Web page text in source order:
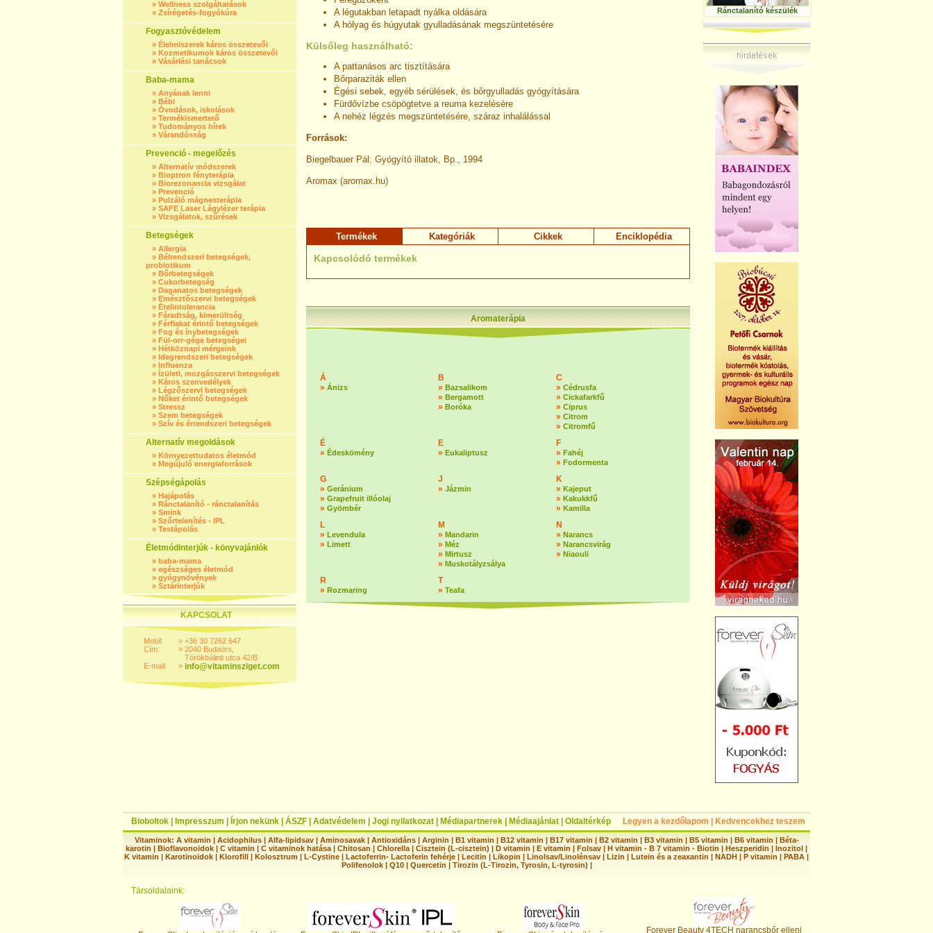
» Wellness szolgáltatások
» Zsírégetés-fogyókúra
Fogyasztóvédelem
» Élelmiszerek káros összetevői
» Kozmetikumok káros összetevői
» Vásárlási tanácsok
Baba-mama
» Anyának lenni
» Bébi
» Óvodások, iskolások
» Termékismertető
» Tudományos hírek
» Várandósság
Prevenció - megelőzés
» Alternatív módszerek
» Bioptron fényterápia
» Biorezonancia vizsgálat
» Prevenció
» Pulzáló mágnesterápia
» SAFE Laser Lágylézer terápia
» Vizsgálatok, szűrések
Betegségek
» Allergia
» Bélrendszeri betegségek,
probiotikum
» Bőrbetegségek
» Cukorbetegség
» Daganatos betegségek
» Emésztőszervi betegségek
» Ételintolerancia
» Fáradtság, kimerültség
» Férfiakat érintő betegségek
» Fog és ínybetegségek
» Fül-orr-gége betegségei
» Hétköznapi mérgeink
» Idegrendszeri betegségek
» Influenza
» Ízületi, mozgásszervi betegségek
» Káros szenvedélyek
» Légzőszervi betegségek
» Nőket érintő betegségek
» Stressz
» Szem betegségek
» Szív és érrendszeri betegségek
Alternatív megoldások
» Környezettudatos életmód
» Megújuló energiaforrások
Szépségápolás
» Hajápolás
» Ránctalanító - ránctalanítás
» Smink
» Szőrtelenítés - IPL
» Testápolás
Életmódinterjúk - könyvajánlók
» baba-mama
» egészséges életmód
» gyógynövények
» Sztárinterjúk
KAPCSOLAT
Mobil:
Cím:
E-mail:
»
»
»
+36 30 7262 647
2040 Budaörs,
Törökbálinti utca 42/B
info@vitaminsziget.com
A légutakban letapadt nyálka oldására
A hólyag és húgyutak gyulladásának megszüntetésére
Külsőleg használható:
A pattanásos arc tisztítására
Bőrparaziták ellen
Égési sebek, egyéb sérülések, és bőrgyulladás gyógyítására
Fürdővízbe csöpögtetve a reuma kezelésére
A nehéz légzés megszüntetésére, száraz inhalálással
Források:
Biegelbauer Pál: Gyógyító illatok, Bp., 1994
Aromax (aromax.hu)
Termékek Kategóriák Cikkek Enciklopédia
Kapcsolódó termékek
Aromaterápia
Á
» Ánizs
B
» Bazsalikom
» Bergamott
» Boróka
C
» Cédrusfa
» Cickafarkfű
» Ciprus
» Citrom
» Citromfű
É
» Édeskömény
E
» Eukaliptusz
F
» Fahéj
» Fodormenta
G
» Geránium
» Grapefruit illóolaj
» Gyömbér
J
» Jázmin
K
» Kajeput
» Kakukkfű
» Kamilla
L
» Levendula
» Limett
M
» Mandarin
» Méz
» Mirtusz
» Muskotályzsálya
N
» Narancs
» Narancsvirág
» Niaouli
R
» Rozmaring
T
» Teafa
Ránctalanító készülék
Bioboltok Impresszum Írjon nekünk ÁSZF Adatvédelem Jogi nyilatkozat Médiapartnerek Médiaajánlat Oldaltérkép Legyen a kezdőlapom Kedvencekhez teszem
Vitaminok: A vitamin | Acidophilus| Alfa-lipidsav| Aminosavak| Antioxidáns| Arginin | B1 vitamin | B12 vitamin | B17 vitamin | B2 vitamin | B3 vitamin | B5 vitamin | B6 vitamin | Béta-
karotin | Bioflavonoidok | C vitamin | C vitaminok hatása | Chitosan | Chlorella | Cisztein (L-cisztein) | D vitamin | E vitamin | Folsav | H vitamin - B 7 vitamin - Biotin | Heszperidin | Inozitol |
K vitamin | Karotinoidok | Klorofill | Kolosztrum | L-Cystine | Lactoferrin- Lactoferin fehérje | Lecitin | Likopin | Linolsav/Linolénsav | Lizin | Lutein és a zeaxantin | NADH | P vitamin | PABA |
Polifenolok| Q10| Quercetin | Tirozin (L-Tirozin, Tyrosin, L-tyrosin) |
Társoldalaink:
Forever Beauty 4TECH narancsbőr elleni